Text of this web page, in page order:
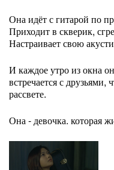
Она идёт с гитарой по
Приходит в скверик,
Настраивает свою
И каждое утро из окна
встречается с друзьями,
рассвете.
Она - девочка. которая